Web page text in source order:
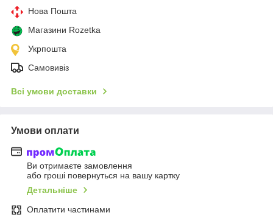
Нова Пошта
Магазини Rozetka
Укрпошта
Самовивіз
Всі умови доставки
Умови оплати
Ви отримаєте замовлення
або гроші повернуться на вашу картку
Детальніше
Оплатити частинами